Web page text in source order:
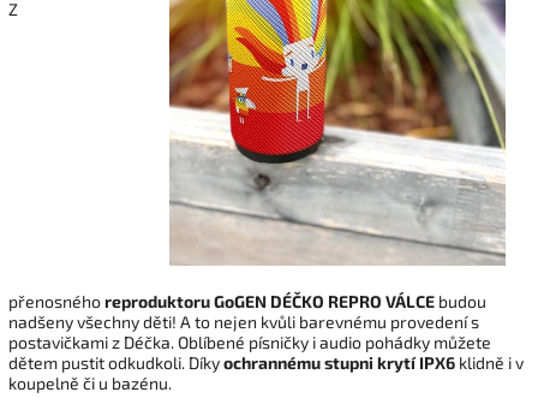
Z
přenosnéhoreproduktoru GoGEN DÉČKO REPRO VÁLCE budou
nadšeny všechny děti! A to nejen kvůli barevnému provedení s
postavičkami z Déčka. Oblíbené písničky i audio pohádky můžete
dětem pustit odkudkoli. Díkyochrannému stupni krytí IPX6 klidně i v
koupelně či u bazénu.